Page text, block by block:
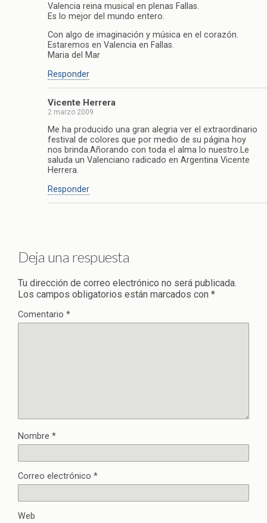
Valencia reina musical en plenas Fallas.
Es lo mejor del mundo entero.
Con algo de imaginación y música en el corazón.
Estaremos en Valencia en Fallas.
Maria del Mar
Responder
Vicente Herrera
2 marzo 2009
Me ha producido una gran alegria ver el extraordinario
festival de colores que por medio de su página hoy
nos brinda.Añorando con toda el alma lo nuestro.Le
saluda un Valenciano radicado en Argentina Vicente
Herrera.
Responder
Deja una respuesta
Tu dirección de correo electrónico no será publicada.
Los campos obligatorios están marcados con *
Comentario *
Nombre *
Correo electrónico *
Web